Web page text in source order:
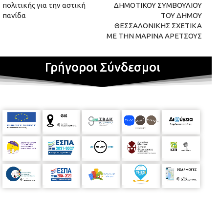
πολιτικής για την αστική
πανίδα
ΔΗΜΟΤΙΚΟΥ ΣΥΜΒΟΥΛΙΟΥ
ΤΟΥ ΔΗΜΟΥ
ΘΕΣΣΑΛΟΝΙΚΗΣ ΣΧΕΤΙΚΑ
ΜΕ ΤΗΝ ΜΑΡΙΝΑ ΑΡΕΤΣΟΥΣ
Γρήγοροι Σύνδεσμοι